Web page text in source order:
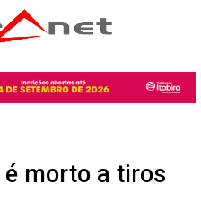
morto a tiros